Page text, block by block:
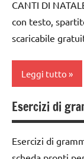
2a
3a
3 ai
anni
6
CANTI DI
con testo,
scaricabile
Leggi tutto
canti
di
Natale
Esercizi di
Esercizi di